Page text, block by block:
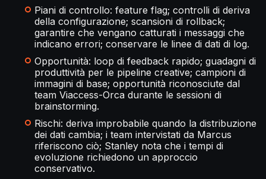
Piani di controllo: feature flag; controlli di deriva
della configurazione; scansioni di rollback;
garantire che vengano catturati i messaggi che
indicano errori; conservare le linee di dati di log.
Opportunità: loop di feedback rapido; guadagni di
produttività per le pipeline creative; campioni di
immagini di base; opportunità riconosciute dal
team Viaccess-Orca durante le sessioni di
brainstorming.
Rischi: deriva improbabile quando la distribuzione
dei dati cambia; i team intervistati da Marcus
riferiscono ciò; Stanley nota che i tempi di
evoluzione richiedono un approccio
conservativo.